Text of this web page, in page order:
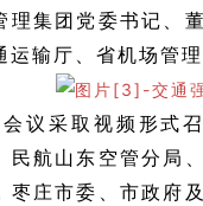
理集团党委书记、
运输厅、省机场管
会议采取视频形式
民航山东空管分局
枣庄市委、市政府